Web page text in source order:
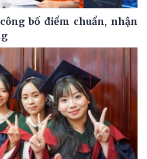
bố điểm chuẩn, nhận